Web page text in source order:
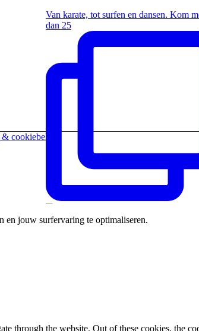
Van karate, tot surfen en dansen. Kom
dan 25
cookiebeleid
en jouw surfervaring te optimaliseren.
through the website. Out of these cookies, the